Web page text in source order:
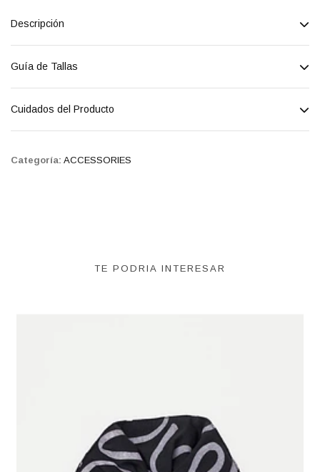
Descripción
Guía de Tallas
Cuidados del Producto
Categoría: ACCESSORIES
TE PODRIA INTERESAR